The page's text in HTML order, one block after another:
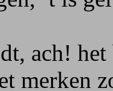
ach!
merken